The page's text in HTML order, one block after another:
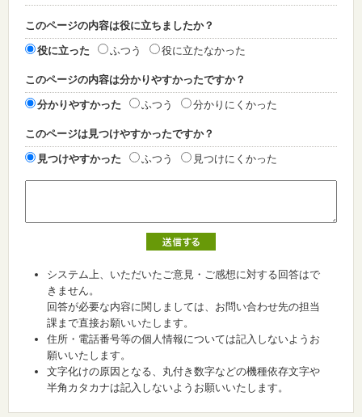
このページの内容は役に立ちましたか？
役に立った ふつう 役に立たなかった
このページの内容は分かりやすかったですか？
分かりやすかった ふつう 分かりにくかった
このページは見つけやすかったですか？
見つけやすかった ふつう 見つけにくかった
システム上、いただいたご意見・ご感想に対する回答はで
きません。
回答が必要な内容に関しましては、お問い合わせ先の担当
課まで直接お願いいたします。
住所・電話番号等の個人情報については記入しないようお
願いいたします。
文字化けの原因となる、丸付き数字などの機種依存文字や
半角カタカナは記入しないようお願いいたします。